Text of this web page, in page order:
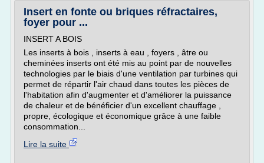
Insert en fonte ou briques réfractaires,
foyer pour ...
INSERT A BOIS
Les inserts à bois , inserts à eau , foyers , âtre ou
cheminées inserts ont été mis au point par de nouvelles
technologies par le biais d'une ventilation par turbines qui
permet de répartir l'air chaud dans toutes les pièces de
l'habitation afin d'augmenter et d'améliorer la puissance
de chaleur et de bénéficier d'un excellent chauffage ,
propre, écologique et économique grâce à une faible
consommation...
Lire la suite